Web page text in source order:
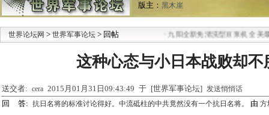
版主： 黑木崖
世界论坛网 > 世界军事论坛 > 回帖 九阳全新免清洗型豆浆机 全美最低
这种心态与小日本战败却不
送交者: cera 2015月01月31日09:43:49 于 [世界军事论坛] 发送悄悄话
回 答: 抗日名将的标准讨论得好。中流砥柱的中共竟然没有一个抗日名将。 由 方